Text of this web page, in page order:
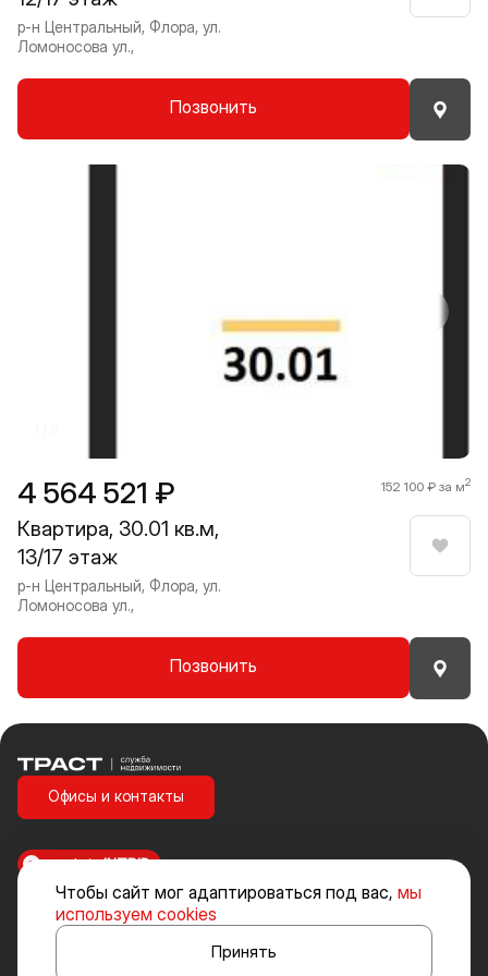
р-н Центральный, Флора, ул.
Ломоносова ул.,
Позвонить
4 564 521 ₽ 152 100 ₽ за м2
Квартира, 30.01 кв.м,
13/17 этаж
р-н Центральный, Флора, ул.
Ломоносова ул.,
Позвонить
Чтобы сайт мог адаптироваться под вас, мы
используем cookies
Принять
Траст | Служба недвижимости
Офисы и контакты
Стоимость объектов недвижимости и иных товаров и услуг, не
включенных в «Прайс-лист» носит исключительно информационный
характер и ни при каких условиях не является публичной офертой,
определяемой положениями ст. 437 ч. 2 Гражданского кодекса
made inINTRID